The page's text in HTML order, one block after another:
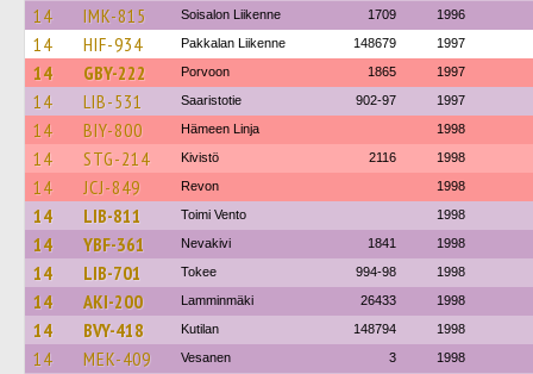
14 IMK-815 Soisalon Liikenne 1709 1996
14 HIF-934 Pakkalan Liikenne 148679 1997
14 GBY-222 Porvoon 1865 1997
14 LIB-531 Saaristotie 902-97 1997
14 BIY-800 Hämeen Linja 1998
14 STG-214 Kivistö 2116 1998
14 JCJ-849 Revon 1998
14 LIB-811 Toimi Vento 1998
14 YBF-361 Nevakivi 1841 1998
14 LIB-701 Tokee 994-98 1998
14 AKI-200 Lamminmäki 26433 1998
14 BVY-418 Kutilan 148794 1998
14 MEK-409 Vesanen 3 1998